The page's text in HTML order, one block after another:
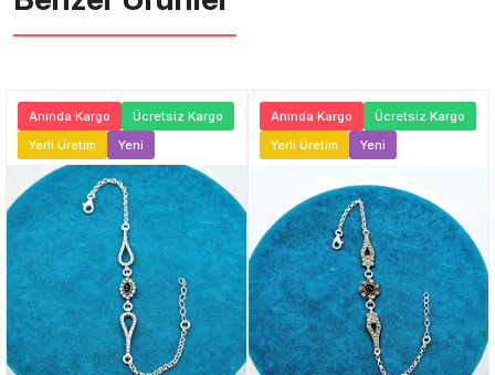
Anında Kargo
Ücretsiz Kargo
Yerli Üretim
Yeni
Anında Kargo
Ücretsiz Kargo
Yerli Üretim
Yeni